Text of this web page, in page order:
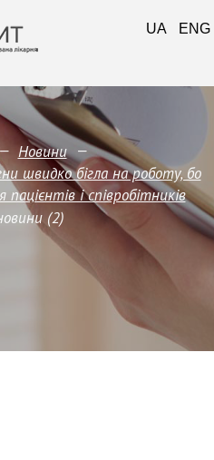
Новини —
швидко бігла на роботу, бо
і співробітників
(2)
UA ENG